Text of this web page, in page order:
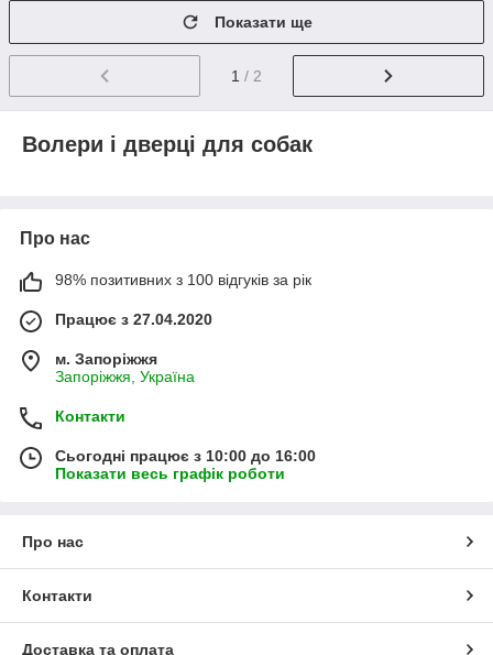
Показати ще
1 / 2
Волери і дверці для собак
Про нас
98% позитивних з 100 відгуків за рік
Працює з 27.04.2020
м. Запоріжжя
Запоріжжя, Україна
Контакти
Сьогодні працює з 10:00 до 16:00
Показати весь графік роботи
Про нас
Контакти
Доставка та оплата